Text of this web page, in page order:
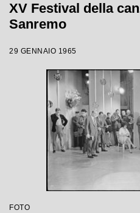
XV Festival della
Sanremo
29 GENNAIO 1965
FOTO